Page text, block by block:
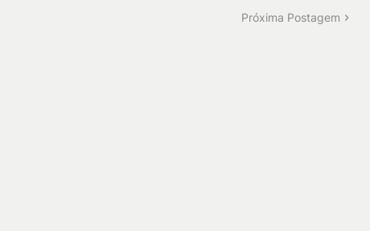
Próxima Postagem